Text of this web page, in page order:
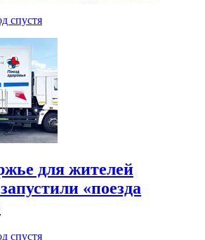
спустя
для жителей
«поезда
спустя